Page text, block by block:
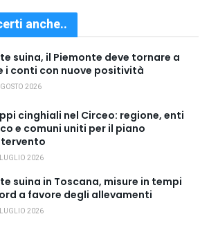
anche..
suina, il Piemonte deve tornare a
i conti con nuove positività
2026
cinghiali nel Circeo: regione, enti
e comuni uniti per il piano
2026
suina in Toscana, misure in tempi
a favore degli allevamenti
2026